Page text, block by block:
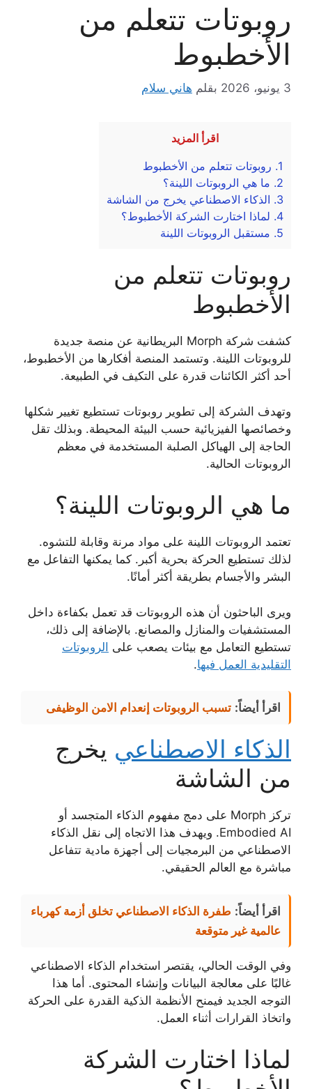
روبوتات تتعلم من
الأخطبوط
3 يونيو، 2026 بقلم هاني سلام
اقرأ المزيد
1. روبوتات تتعلم من الأخطبوط
2. ما هي الروبوتات اللينة؟
3. الذكاء الاصطناعي يخرج من الشاشة
4. لماذا اختارت الشركة الأخطبوط؟
5. مستقبل الروبوتات اللينة
روبوتات تتعلم من
الأخطبوط
كشفت شركة Morph البريطانية عن منصة جديدة
للروبوتات اللينة. وتستمد المنصة أفكارها من الأخطبوط،
أحد أكثر الكائنات قدرة على التكيف في الطبيعة.
وتهدف الشركة إلى تطوير روبوتات تستطيع تغيير شكلها
وخصائصها الفيزيائية حسب البيئة المحيطة. وبذلك تقل
الحاجة إلى الهياكل الصلبة المستخدمة في معظم
الروبوتات الحالية.
ما هي الروبوتات اللينة؟
تعتمد الروبوتات اللينة على مواد مرنة وقابلة للتشوه.
لذلك تستطيع الحركة بحرية أكبر. كما يمكنها التفاعل مع
البشر والأجسام بطريقة أكثر أمانًا.
ويرى الباحثون أن هذه الروبوتات قد تعمل بكفاءة داخل
المستشفيات والمنازل والمصانع. بالإضافة إلى ذلك،
تستطيع التعامل مع بيئات يصعب على الروبوتات
التقليدية العمل فيها.
اقرأ أيضاً: تسبب الروبوتات إنعدام الامن الوظيفى
الذكاء الاصطناعي يخرج
من الشاشة
تركز Morph على دمج مفهوم الذكاء المتجسد أو
Embodied AI. ويهدف هذا الاتجاه إلى نقل الذكاء
الاصطناعي من البرمجيات إلى أجهزة مادية تتفاعل
مباشرة مع العالم الحقيقي.
اقرأ أيضاً: طفرة الذكاء الاصطناعي تخلق أزمة كهرباء
عالمية غير متوقعة
وفي الوقت الحالي، يقتصر استخدام الذكاء الاصطناعي
غالبًا على معالجة البيانات وإنشاء المحتوى. أما هذا
التوجه الجديد فيمنح الأنظمة الذكية القدرة على الحركة
واتخاذ القرارات أثناء العمل.
لماذا اختارت الشركة